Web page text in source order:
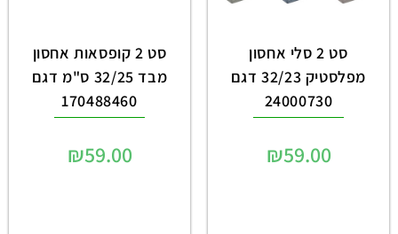
סט 2 סלי אחסון
מפלסטיק 32/23 דגם
24000730
₪59.00
סט 2 קופסאות אחסון
מבד 32/25 ס"מ דגם
170488460
₪59.00